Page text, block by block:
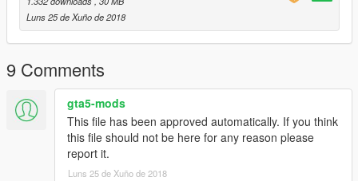
a5/vehicles.rpf/" or the last patchday!
TheLaw
Find me on Discord, Facebook and GTA5-mods:
Discord
Facebook
GTA5-Mods
Luns 25 de Xuño de 2018
9 Comments
gta5-mods
This file has been approved automatically. If you think
this file should not be here for any reason please
report it.
Luns 25 de Xuño de 2018